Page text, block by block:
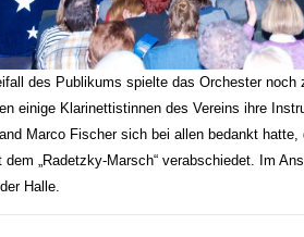
des Publikums spielte das Orchester noch
einige Klarinettistinnen des Vereins ihre
Marco Fischer sich bei allen bedankt
„Radetzky-Marsch“ verabschiedet. Im
Halle.